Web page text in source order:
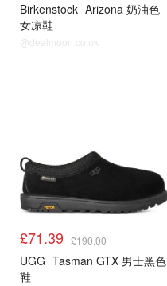
Birkenstock Arizona 奶油色
女凉鞋
@dealmoon.co.uk
£71.39 £190.00
UGG Tasman GTX 男士黑色
鞋